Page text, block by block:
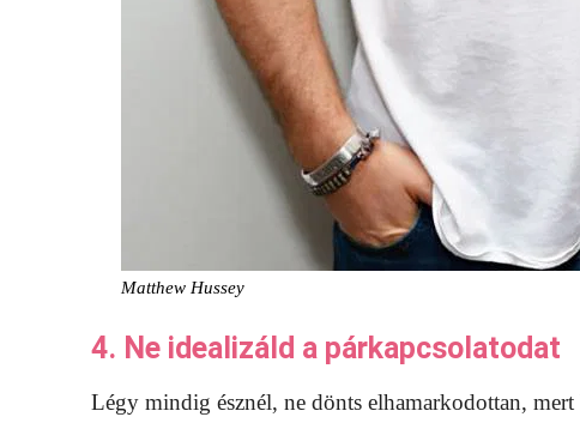
Matthew Hussey
4. Ne idealizáld a párkapcsolatodat
Légy mindig észnél, ne dönts elhamarkodottan,